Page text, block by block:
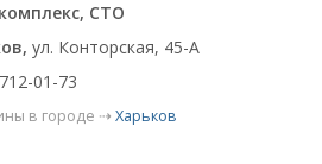
СТО
ул. Конторская, 45-А
01-73
в городе ⇢ Харьков